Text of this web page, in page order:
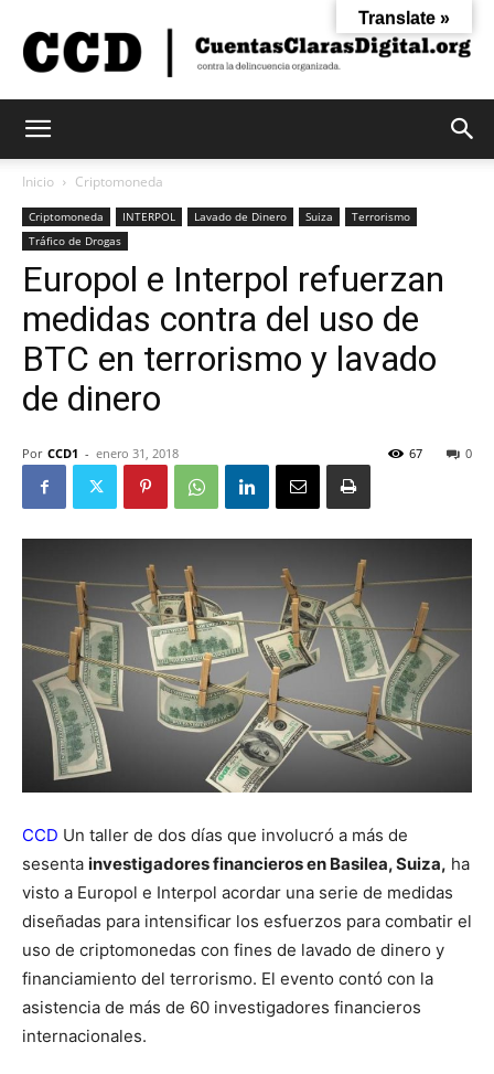
Inicio Criptomoneda
Criptomoneda INTERPOL Lavado de Dinero Suiza
Terrorismo
Tráfico de Drogas
Europol e Interpol refuerzan
medidas contra del uso de
BTC en terrorismo y lavado
de dinero
Por CCD1 - enero 31, 2018 0
67
CCD Un taller de dos días que involucró a más de
sesenta investigadores financieros en Basilea, Suiza, ha
visto a Europol e Interpol acordar una serie de medidas
diseñadas para intensificar los esfuerzos para combatir el
uso de criptomonedas con fines de lavado de dinero y
financiamiento del terrorismo. El evento contó con la
asistencia de más de 60 investigadores financieros
internacionales.
Translate »